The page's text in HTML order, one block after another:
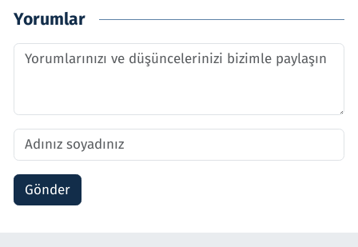
Yorumlar
Gönder